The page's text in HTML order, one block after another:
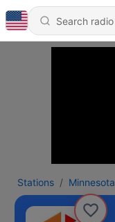
Stations Minnesota